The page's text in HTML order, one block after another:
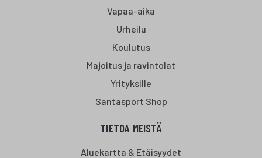
Vapaa-aika
Urheilu
Koulutus
Majoitus ja ravintolat
Yrityksille
Santasport Shop
TIETOA MEISTÄ
Aluekartta & Etäisyydet